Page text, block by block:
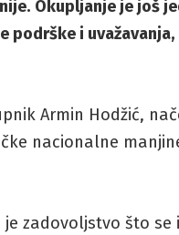
Okupljanje je još
i
Armin Hodžić,
nacionalne
zadovoljstvo što